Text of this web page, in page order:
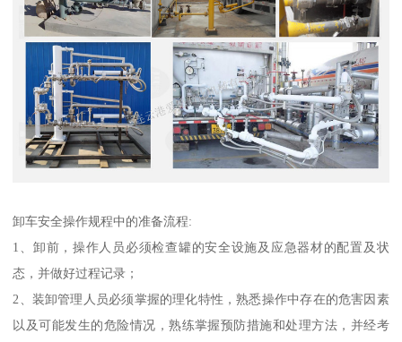
卸车安全操作规程中的准备流程:
1、卸前，操作人员必须检查罐的安全设施及应急器材的配置及状
态，并做好过程记录；
2、装卸管理人员必须掌握的理化特性，熟悉操作中存在的危害因素
以及可能发生的危险情况，熟练掌握预防措施和处理方法，并经考